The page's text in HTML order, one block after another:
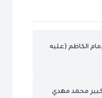
الكاظم (عليه
محمد مهدي